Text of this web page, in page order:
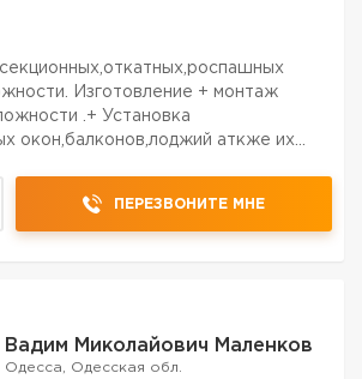
Изготовление + монтаж
.+ Установка
окон,балконов,лоджий аткже их
ПЕРЕЗВОНИТЕ МНЕ
Вадим Миколайович Маленков
Одесса, Одесская обл.